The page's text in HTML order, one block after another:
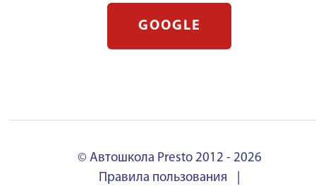
GOOGLE
© Автошкола Presto 2012 - 2026
Правила пользования